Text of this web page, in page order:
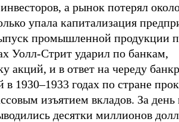
а рынок потерял
упала капитализация
промышленной продукции
Уолл-Стрит ударил по банкам,
акций, и в ответ на череду
1930–1933 годах по стране
изъятием вкладов. За день
десятки миллионов